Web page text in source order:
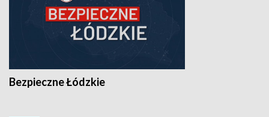
Bezpieczne Łódzkie